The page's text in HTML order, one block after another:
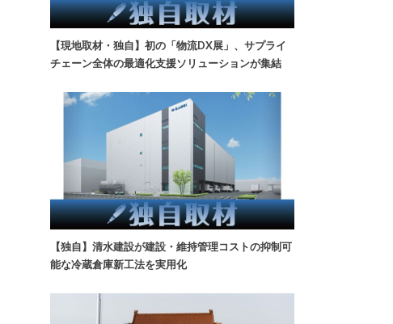
【現地取材・独自】初の「物流DX展」、サプライ
チェーン全体の最適化支援ソリューションが集結
【独自】清水建設が建設・維持管理コストの抑制可
能な冷蔵倉庫新工法を実用化